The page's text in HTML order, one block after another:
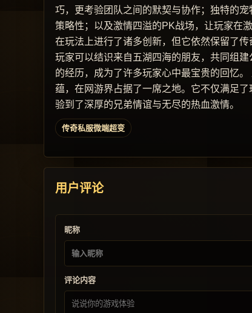
巧，更考验团队之间的默契与协作；独特的
策略性；以及激情四溢的PK战场，让玩家在
在玩法上进行了诸多创新，但它依然保留了
玩家可以结识来自五湖四海的朋友，共同组
的经历，成为了许多玩家心中最宝贵的回忆
蕴，在网游界占据了一席之地。它不仅满足
验到了深厚的兄弟情谊与无尽的热血激情。
传奇私服微端超变
用户评论
昵称
评论内容